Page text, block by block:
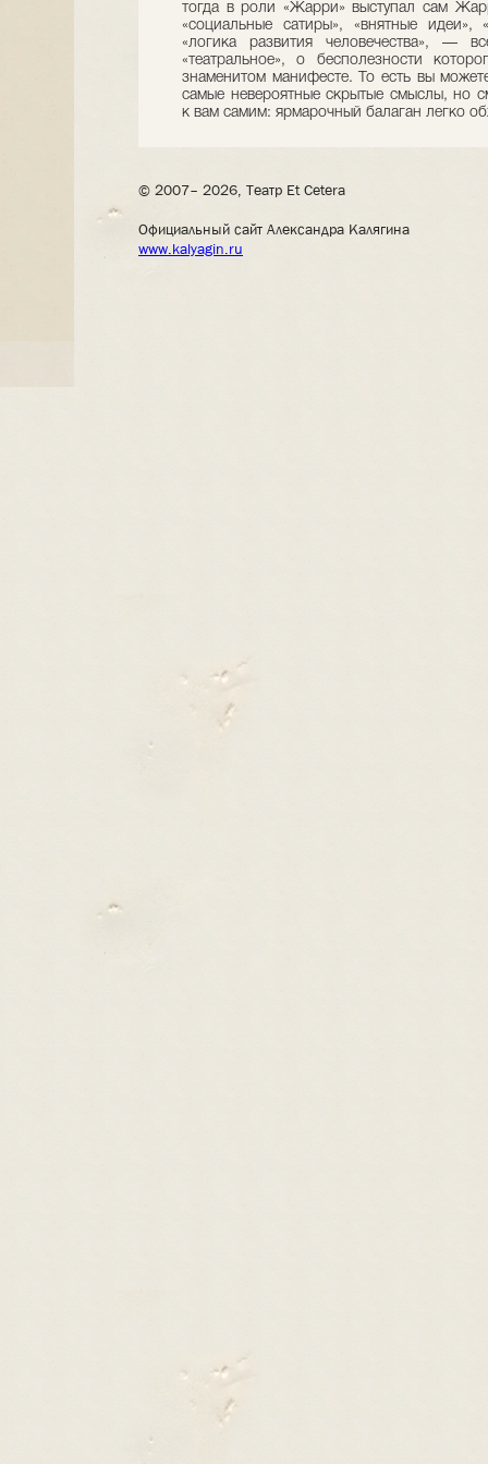
тогда в роли «Жарри» выступал сам
«социальные сатиры», «внятные идеи»,
«логика развития человечества», —
«театральное», о бесполезности
знаменитом манифесте. То есть вы
самые невероятные скрытые смыслы, но
к вам самим: ярмарочный балаган легко
© 2007– 2026, Театр Et Cetera
Официальный сайт Александра Калягина
www.kalyagin.ru